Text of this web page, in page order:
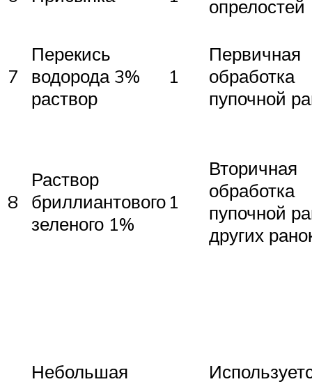
опрелостей
7
Перекись
водорода 3%
раствор
1
Первичная
обработка
пупочной
8
Раствор
бриллиантового
зеленого 1%
1
Вторичная
обработка
пупочной
других
Небольшая